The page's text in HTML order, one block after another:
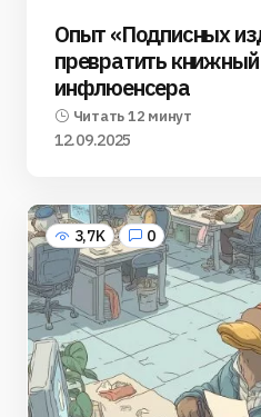
Опыт «Подписных
превратить
инфлюенсера
Читать 12 минут
12.09.2025
3,7K 0